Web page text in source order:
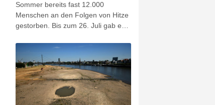
Sommer bereits fast 12.000
Menschen an den Folgen von Hitze
gestorben. Bis zum 26. Juli gab es
11.900 Hitzetote, wie aus dem am
Donnerstag in Berlin veröffentlichten
Wochenbericht des Robert-Koch-
Instituts (RKI) hervorgeht. Der
bisher höchste Wert wurde zuletzt
im Jahr 2018 bei geschätzt 8900